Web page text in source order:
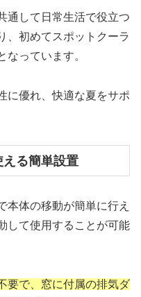
通して日常生活で役立つ
、初めてスポットクーラ
なっています。
に優れ、快適な夏をサポ
る簡単設置
本体の移動が簡単に行え
して使用することが可能
要で、窓に付属の排気ダ